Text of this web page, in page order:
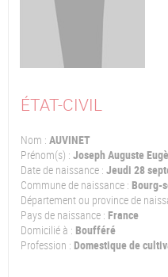
ÉTAT-CIVIL
Nom : AUVINET
Prénom(s) : Joseph Auguste
Date de naissance : Jeudi 28
Commune de naissance : Bourg-
Département ou province de
Pays de naissance : France
Domicilié à : Boufféré
Profession : Domestique de